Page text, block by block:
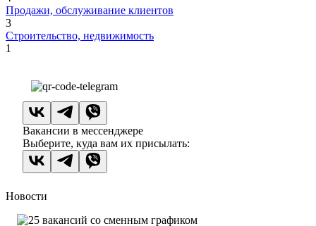
Продажи, обслуживание клиентов
3
Строительство, недвижимость
1
Вакансии в мессенджере
Выберите, куда вам их присылать:
Новости